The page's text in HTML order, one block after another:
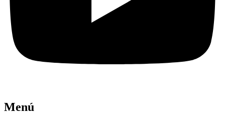
Menú